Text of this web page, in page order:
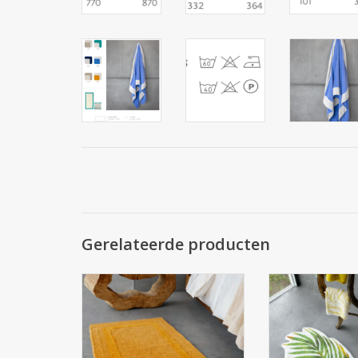
Gerelateerde producten
Badtapijt : REVERSIBLE ( 2200
g/m2 )
100 % Giza 70 Egyptisch katoen
, extra lange draden
Badtapijt
100 % Egyptisch
lange
1900